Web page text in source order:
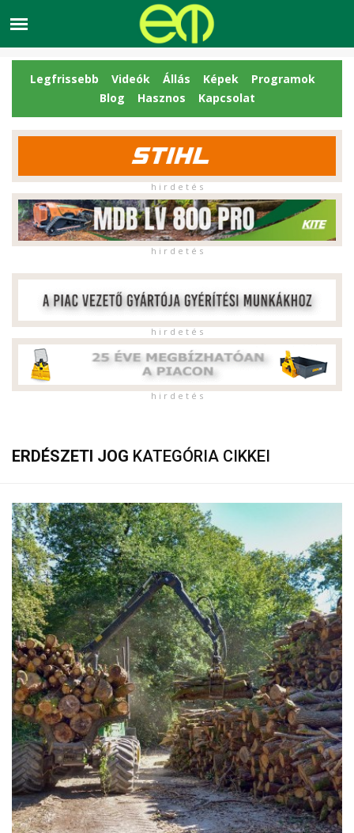
Legfrissebb Videók Állás Képek
Programok
Blog
Hasznos Kapcsolat
h i r d e t é s
h i r d e t é s
h i r d e t é s
h i r d e t é s
ERDÉSZETI JOG KATEGÓRIA CIKKEI